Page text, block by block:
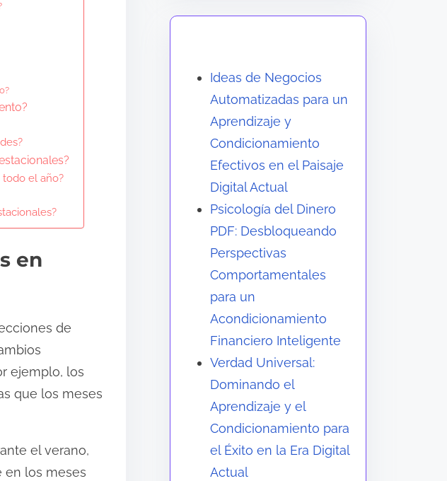
todo el año?
en
de
ejemplo, los
que los meses
el verano,
en los meses
Ideas de Negocios
Automatizadas para un
Aprendizaje y
Condicionamiento
Efectivos en el Paisaje
Digital Actual
Psicología del Dinero
PDF: Desbloqueando
Perspectivas
Comportamentales
para un
Acondicionamiento
Financiero Inteligente
Verdad Universal:
Dominando el
Aprendizaje y el
Condicionamiento para
el Éxito en la Era Digital
Actual